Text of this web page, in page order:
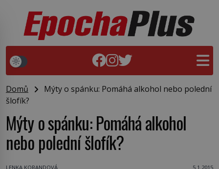
Domů
Mýty o spánku: Pomáhá alkohol nebo polední
šlofík?
Mýty o spánku: Pomáhá alkohol
nebo polední šlofík?
LENKA KORANDOVÁ 5.1.2015